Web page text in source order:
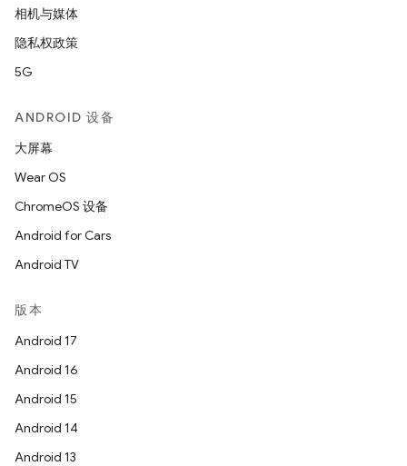
相机与媒体
隐私权政策
5G
ANDROID 设备
大屏幕
Wear OS
ChromeOS 设备
Android for Cars
Android TV
版本
Android 17
Android 16
Android 15
Android 14
Android 13